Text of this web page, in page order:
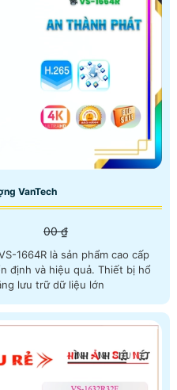
VanTech
00 ₫
1664R là sản phẩm cao cấp
hiệu quả. Thiết bị hổ
lưu trữ dữ liệu lớn